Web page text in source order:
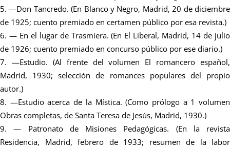
—Don Tancredo. (En Blanco y Negro, Madrid, 20 de diciembre
de 1925; cuento premiado en certamen público por esa revista.)
— En el lugar de Trasmiera. (En El Liberal, Madrid, 14 de julio
de 1926; cuento premiado en concurso público por ese diario.)
—Estudio. (Al frente del volumen El romancero español,
Madrid, 1930; selección de romances populares del propio
autor.)
—Estudio acerca de la Mística. (Como prólogo a 1 volumen
Obras completas, de Santa Teresa de Jesús, Madrid, 1930.)
— Patronato de Misiones Pedagógicas. (En la revista
Residencia, Madrid, febrero de 1933; resumen de la labor